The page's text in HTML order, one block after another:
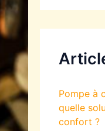
Pompe à
quelle
confort ?